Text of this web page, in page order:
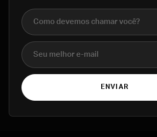
Nome completo
E-mail
ENVIAR